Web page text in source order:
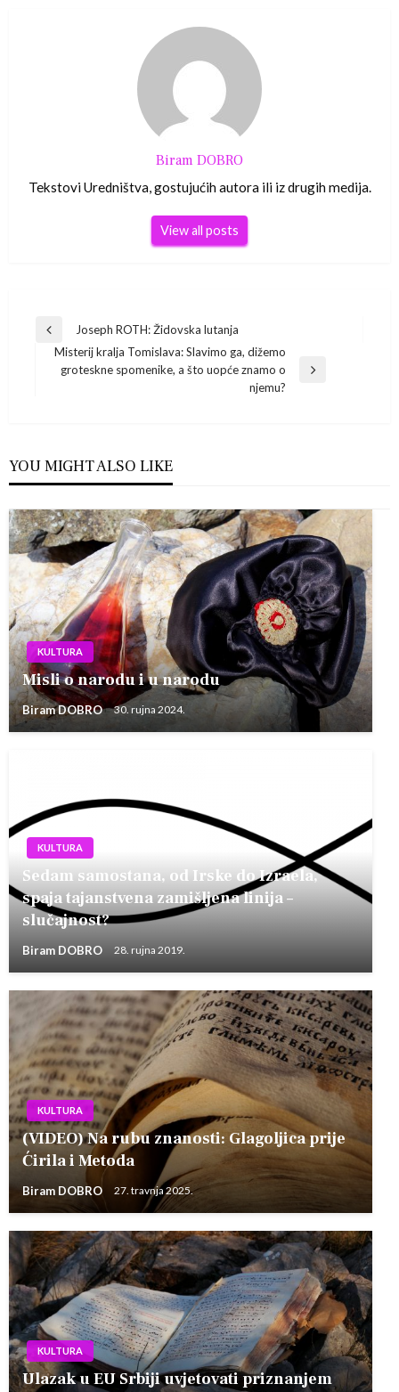
Biram DOBRO
Tekstovi Uredništva, gostujućih autora ili iz drugih medija.
View all posts
Navigacija
objava
Previous
Post
Joseph ROTH: Židovska lutanja
Next
Misterij kralja Tomislava: Slavimo ga, dižemo
groteskne spomenike, a što uopće znamo o
njemu?
YOU MIGHT ALSO LIKE
KULTURA
Misli o narodu i u narodu
Biram DOBRO 30. rujna 2024.
KULTURA
Sedam samostana, od Irske do Izraela,
spaja tajanstvena zamišljena linija –
slučajnost?
Biram DOBRO 28. rujna 2019.
KULTURA
(VIDEO) Na rubu znanosti: Glagoljica prije
Ćirila i Metoda
Biram DOBRO 27. travnja 2025.
KULTURA
Ulazak u EU Srbiji uvjetovati priznanjem